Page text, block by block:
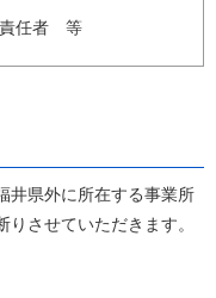
責任者 等
県外に所在する事業所
させていただきます。